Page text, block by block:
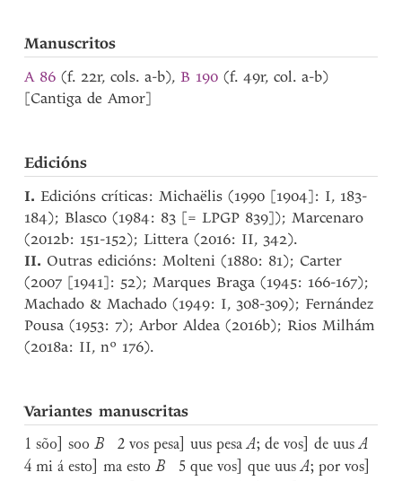
Manuscritos
A 86 (f. 22r, cols. a-b),B 190 (f. 49r, col. a-b)
[Cantiga de Amor]
Edicións
I. Edicións críticas: Michaëlis (1990 [1904]: I, 183-
184); Blasco (1984: 83 [= LPGP 839]); Marcenaro
(2012b: 151-152); Littera (2016: II, 342).
II. Outras edicións: Molteni (1880: 81); Carter
(2007 [1941]: 52); Marques Braga (1945: 166-167);
Machado & Machado (1949: I, 308-309); Fernández
Pousa (1953: 7); Arbor Aldea (2016b); Rios Milhám
(2018a: II, nº 176).
Variantes manuscritas
1 sõo] sooB 2 vos pesa] uus pesaA; de vos] de uusA
4 mi á esto] ma estoB 5 que vos] que uusA; por vos]